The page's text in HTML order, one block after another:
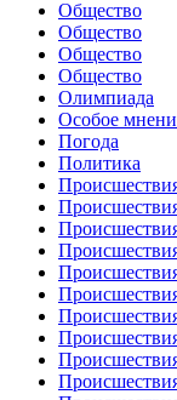
Общество
Общество
Общество
Общество
Олимпиада
Особое
Погода
Политика